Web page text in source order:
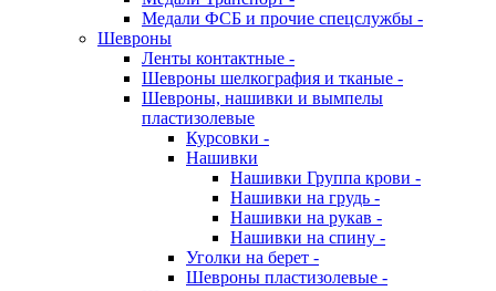
Медали ФСБ и прочие спецслужбы -
Шевроны
Ленты контактные -
Шевроны шелкография и тканые -
Шевроны, нашивки и вымпелы
пластизолевые
Курсовки -
Нашивки
Нашивки Группа крови -
Нашивки на грудь -
Нашивки на рукав -
Нашивки на спину -
Уголки на берет -
Шевроны пластизолевые -